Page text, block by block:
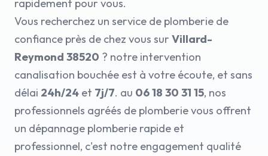
rapidement pour vous.
Vous recherchez un service de plomberie de
confiance près de chez vous sur Villard-
Reymond 38520 ? notre intervention
canalisation bouchée est à votre écoute, et sans
délai 24h/24 et 7j/7. au 06 18 30 31 15, nos
professionnels agréés de plomberie vous offrent
un dépannage plomberie rapide et
professionnel, c'est notre engagement qualité